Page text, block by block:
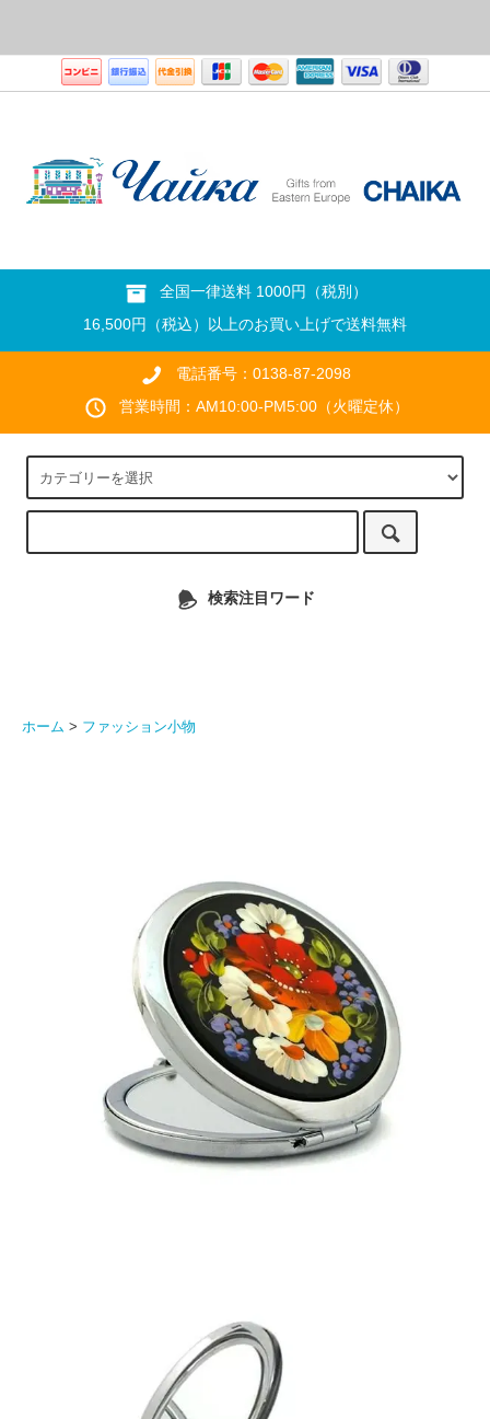
全国一律送料 1000円（税別）
16,500円（税込）以上のお買い上げで送料無料
電話番号：0138-87-2098
営業時間：AM10:00-PM5:00（火曜定休）
検索注目ワード
ホーム > ファッション小物